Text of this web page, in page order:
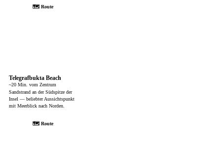
🗺 Route
Telegrafbukta Beach
~20 Min. vom Zentrum
Sandstrand an der Südspitze der
Insel — beliebter Aussichtspunkt
mit Meerblick nach Norden.
🗺 Route